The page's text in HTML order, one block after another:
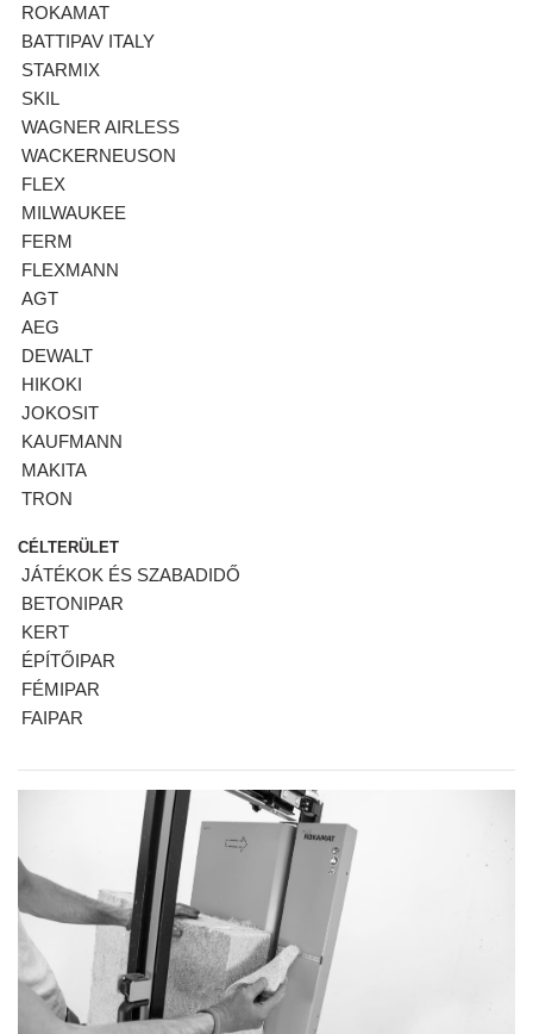
ROKAMAT
BATTIPAV ITALY
STARMIX
SKIL
WAGNER AIRLESS
WACKERNEUSON
FLEX
MILWAUKEE
FERM
FLEXMANN
AGT
AEG
DEWALT
HIKOKI
JOKOSIT
KAUFMANN
MAKITA
TRON
CÉLTERÜLET
JÁTÉKOK ÉS SZABADIDŐ
BETONIPAR
KERT
ÉPÍTŐIPAR
FÉMIPAR
FAIPAR